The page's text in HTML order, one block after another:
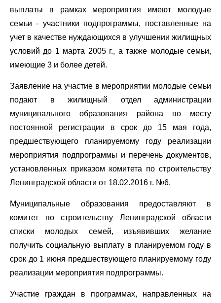
выплаты в рамках мероприятия имеют молодые
семьи - участники подпрограммы, поставленные на
учет в качестве нуждающихся в улучшении жилищных
условий до 1 марта 2005 г., а также молодые семьи,
имеющие 3 и более детей.
Заявление на участие в мероприятии молодые семьи
подают в жилищный отдел администрации
муниципального образования района по месту
постоянной регистрации в срок до 15 мая года,
предшествующего планируемому году реализации
мероприятия подпрограммы и перечень документов,
установленных приказом комитета по строительству
Ленинградской области от 18.02.2016 г. №6.
Муниципальные образования предоставляют в
комитет по строительству Ленинградской области
списки молодых семей, изъявивших желание
получить социальную выплату в планируемом году в
срок до 1 июня предшествующего планируемому году
реализации мероприятия подпрограммы.
Участие граждан в программах, направленных на